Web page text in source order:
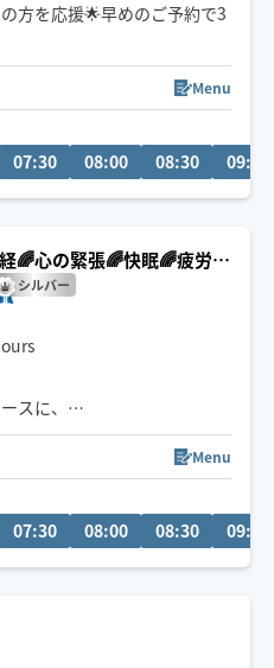
方を応援🌟早めのご予約で3
バースエイジング(若返り)が
す♪有名人も通われる会員制
ておりました。大阪府個人
名５つ星ホテルのサロン勤
Menu
07:30 08:00 08:30 09:00
🌈心の緊張🌈快眠🌈疲労回
シルバー
スに、
、
時間を。
お手伝いをしています。
Menu
07:30 08:00 08:30 09:00